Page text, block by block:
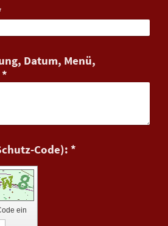
Datum, Menü,
Captcha (Spam-Schutz-Code): *
ein